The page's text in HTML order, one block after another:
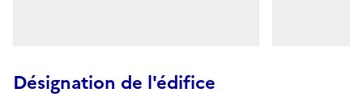
Désignation de l'édifice